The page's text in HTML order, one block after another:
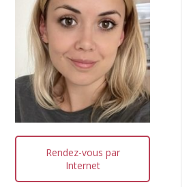
Rendez-vous par
Internet